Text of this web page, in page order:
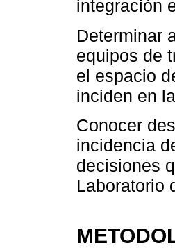
integración
Determinar
equipos de
el espacio
inciden en
Conocer
incidencia
decisiones
Laboratorio